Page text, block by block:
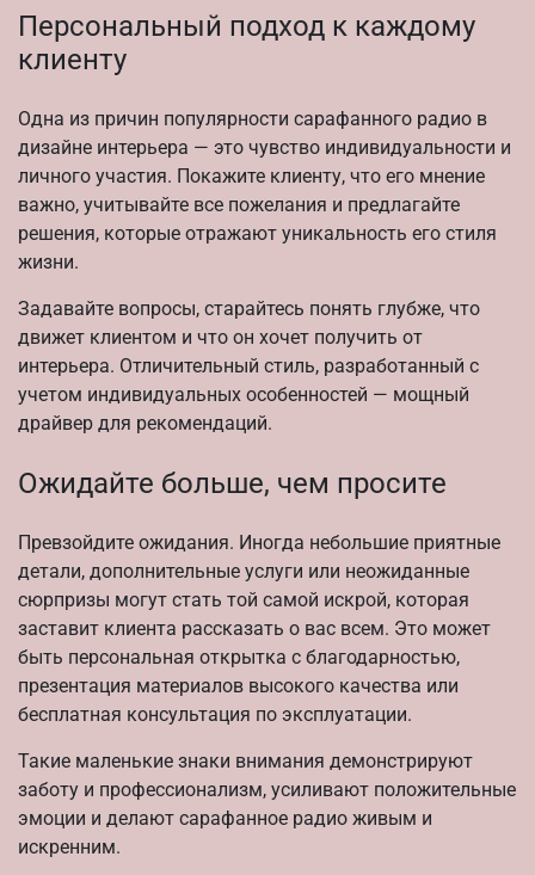
Персональный подход к каждому
клиенту
Одна из причин популярности сарафанного радио в
дизайне интерьера — это чувство индивидуальности и
личного участия. Покажите клиенту, что его мнение
важно, учитывайте все пожелания и предлагайте
решения, которые отражают уникальность его стиля
жизни.
Задавайте вопросы, старайтесь понять глубже, что
движет клиентом и что он хочет получить от
интерьера. Отличительный стиль, разработанный с
учетом индивидуальных особенностей — мощный
драйвер для рекомендаций.
Ожидайте больше, чем просите
Превзойдите ожидания. Иногда небольшие приятные
детали, дополнительные услуги или неожиданные
сюрпризы могут стать той самой искрой, которая
заставит клиента рассказать о вас всем. Это может
быть персональная открытка с благодарностью,
презентация материалов высокого качества или
бесплатная консультация по эксплуатации.
Такие маленькие знаки внимания демонстрируют
заботу и профессионализм, усиливают положительные
эмоции и делают сарафанное радио живым и
искренним.